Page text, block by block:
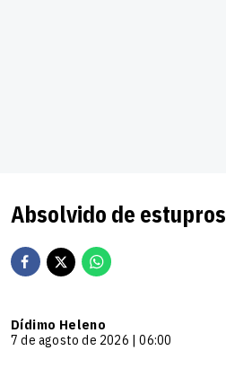
Absolvido de estupros
Dídimo Heleno
7 de agosto de 2026 | 06:00